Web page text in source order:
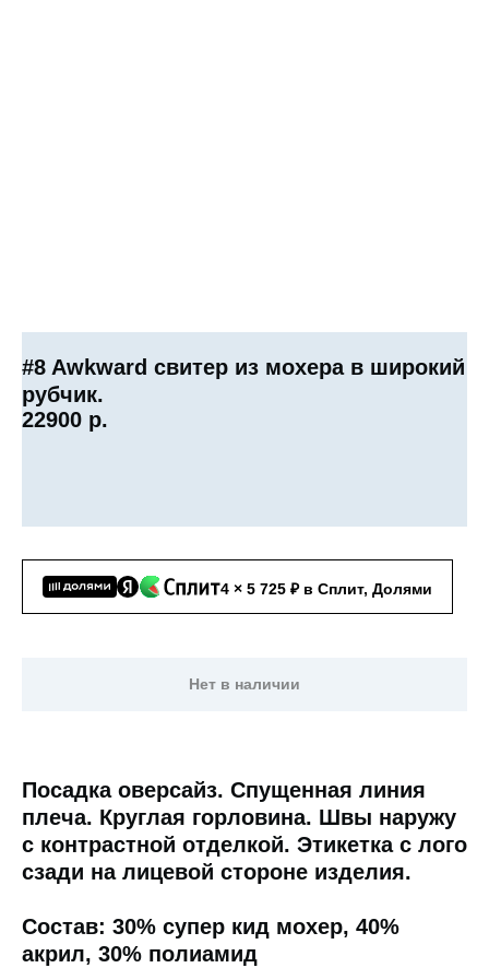
#8 Awkward свитер из мохера в широкий
рубчик.
22900 р.
4 × 5 725 ₽ в Сплит, Долями
Нет в наличии
Посадка оверсайз. Спущенная линия
плеча. Круглая горловина. Швы наружу
с контрастной отделкой. Этикетка с лого
сзади на лицевой стороне изделия.
Состав: 30% супер кид мохер, 40%
акрил, 30% полиамид